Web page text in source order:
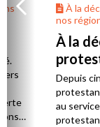
À la
nos
À la
Depuis
au